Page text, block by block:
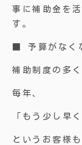
事に補助金を
す。
■ 予算がなく
補助制度の多
毎年、
「もう少し早
というお客様